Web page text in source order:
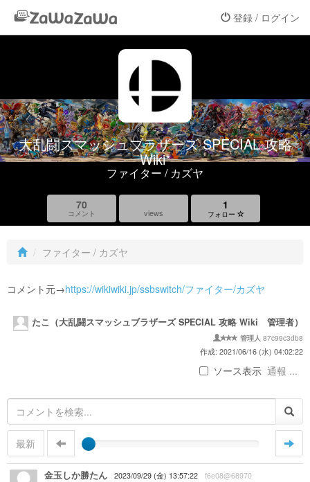
登録 / ログイン
大乱闘スマッシュブラザーズ SPECIAL 攻略
Wiki*
ファイター / カズヤ
70
コメント views
1
フォロー
ファイター / カズヤ
コメント元→https://wikiwiki.jp/ssbswitch/ファイター/カズヤ
たこ（大乱闘スマッシュブラザーズ SPECIAL 攻略 Wiki 管理者）
管理人 87c99c3db8
作成: 2021/06/16 (水) 04:02:22
ソース表示 通報 ...
最新
金玉しか勝たん 2023/09/29 (金) 13:57:22 f6e08@68970